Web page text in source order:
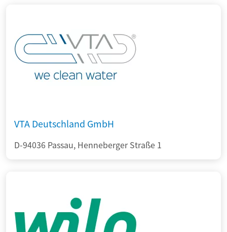
VTA Deutschland GmbH
D-94036 Passau, Henneberger Straße 1